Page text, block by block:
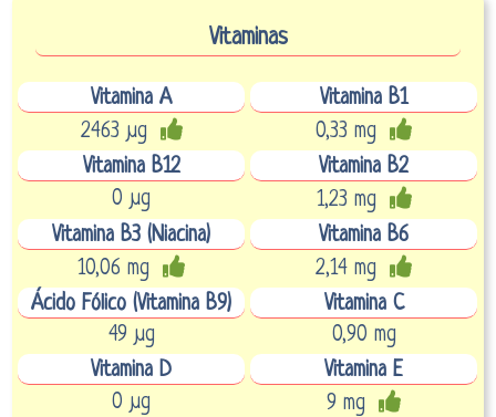
Vitaminas
Vitamina A
Vitamina B1
2463 µg
0,33 mg
Vitamina B12
Vitamina B2
0 µg
1,23 mg
Vitamina B3 (Niacina)
Vitamina B6
10,06 mg
2,14 mg
Ácido Fólico (Vitamina B9)
Vitamina C
49 µg
0,90 mg
Vitamina D
Vitamina E
0 µg
9 mg